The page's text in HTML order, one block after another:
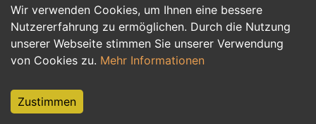
Wir verwenden Cookies, um Ihnen eine bessere
Nutzererfahrung zu ermöglichen. Durch die Nutzung
unserer Webseite stimmen Sie unserer Verwendung
von Cookies zu. Mehr Informationen
Zustimmen
Personalwesen Assistenz, Sekretariat
Hilfskräfte, Aushilfs- und Nebenjobs
Weiterbildung, Studium, duale Ausbildung